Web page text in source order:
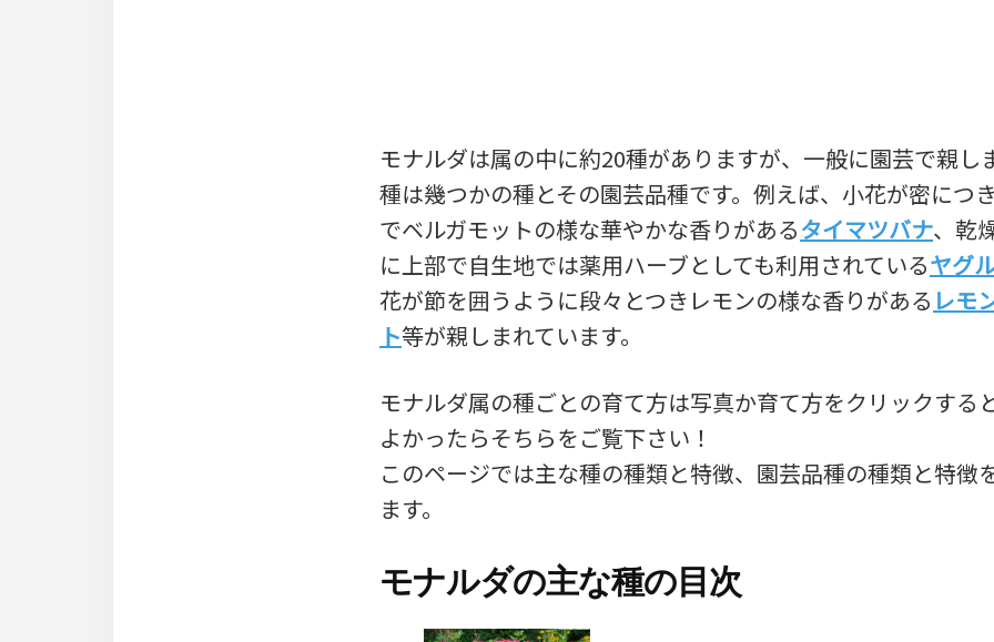
モナルダは属の中に約20種がありますが、一般に園芸で親し
種は幾つかの種とその園芸品種です。例えば、小花が密につ
でベルガモットの様な華やかな香りがあるタイマツバナ、乾
に上部で自生地では薬用ハーブとしても利用されているヤグ
花が節を囲うように段々とつきレモンの様な香りがある レモ
ト等が親しまれています。
モナルダ属の種ごとの育て方は写真か育て方をクリックする
よかったらそちらをご覧下さい！
このページでは主な種の種類と特徴、園芸品種の種類と特徴
ます。
モナルダの主な種の目次